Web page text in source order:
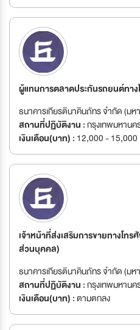
ผู้แทนการตลาดประกันรถยนต์ทา
ธนาคารเกียรตินาคินภัทร จำกัด (มห
สถานที่ปฏิบัติงาน :กรุงเทพมหานค
เงินเดือน(บาท) : 12,000 - 15,000
เจ้าหน้าที่ส่งเสริมการขายทางโท
ส่วนบุคคล)
ธนาคารเกียรตินาคินภัทร จำกัด (มห
สถานที่ปฏิบัติงาน :กรุงเทพมหานค
เงินเดือน(บาท) :ตามตกลง